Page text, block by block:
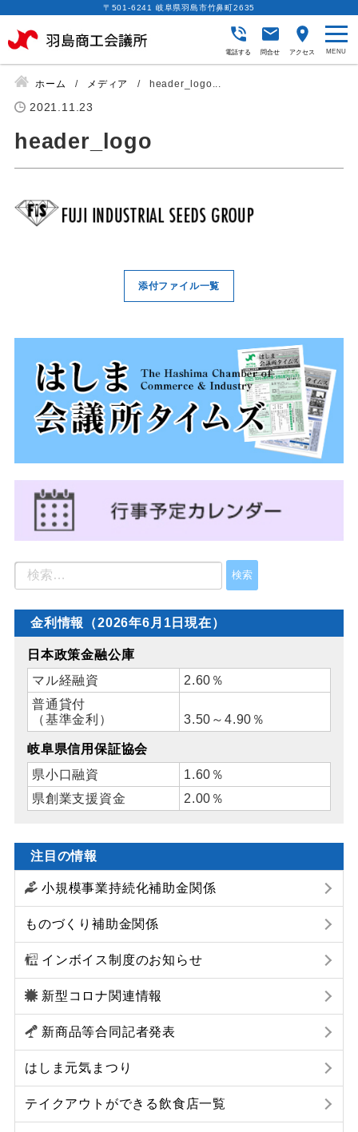
〒501-6241 岐阜県羽島市竹鼻町2635
電話する 問合せ アクセス
ホーム メディア header_logo...
2021.11.23
header_logo
添付ファイル一覧
金利情報（2026年6月1日現在）
日本政策金融公庫
マル経融資
2.60％
普通貸付
（基準金利）
3.50～4.90％
岐阜県信用保証協会
県小口融資
1.60％
県創業支援資金
2.00％
注目の情報
小規模事業持続化補助金関係
ものづくり補助金関係
インボイス制度のお知らせ
新型コロナ関連情報
新商品等合同記者発表
はしま元気まつり
テイクアウトができる飲食店一覧